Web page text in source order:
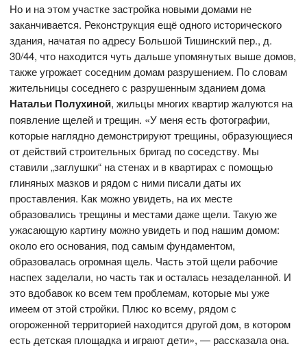
Но и на этом участке застройка новыми домами не
заканчивается. Реконструкция ещё одного исторического
здания, начатая по адресу Большой Тишинский пер., д.
30/44, что находится чуть дальше упомянутых выше домов,
также угрожает соседним домам разрушением. По словам
жительницы соседнего с разрушенным зданием дома
Натальи Полухиной, жильцы многих квартир жалуются на
появление щелей и трещин. «У меня есть фотографии,
которые наглядно демонстрируют трещины, образующиеся
от действий строительных бригад по соседству. Мы
ставили „заглушки“ на стенах и в квартирах с помощью
глиняных мазков и рядом с ними писали даты их
проставления. Как можно увидеть, на их месте
образовались трещины и местами даже щели. Такую же
ужасающую картину можно увидеть и под нашим домом:
около его основания, под самым фундаментом,
образовалась огромная щель. Часть этой щели рабочие
наспех заделали, но часть так и осталась незаделанной. И
это вдобавок ко всем тем проблемам, которые мы уже
имеем от этой стройки. Плюс ко всему, рядом с
огороженной территорией находится другой дом, в котором
есть детская площадка и играют дети», — рассказала она.